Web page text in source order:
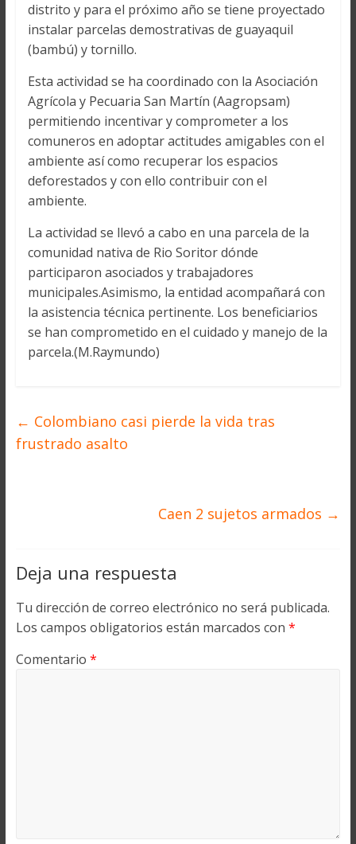
distrito y para el próximo año se tiene proyectado
instalar parcelas demostrativas de guayaquil
(bambú) y tornillo.
Esta actividad se ha coordinado con la Asociación
Agrícola y Pecuaria San Martín (Aagropsam)
permitiendo incentivar y comprometer a los
comuneros en adoptar actitudes amigables con el
ambiente así como recuperar los espacios
deforestados y con ello contribuir con el
ambiente.
La actividad se llevó a cabo en una parcela de la
comunidad nativa de Rio Soritor dónde
participaron asociados y trabajadores
municipales.Asimismo, la entidad acompañará con
la asistencia técnica pertinente. Los beneficiarios
se han comprometido en el cuidado y manejo de la
parcela.(M.Raymundo)
← Colombiano casi pierde la vida tras
frustrado asalto
Caen 2 sujetos armados →
Deja una respuesta
Tu dirección de correo electrónico no será publicada.
Los campos obligatorios están marcados con *
Comentario *